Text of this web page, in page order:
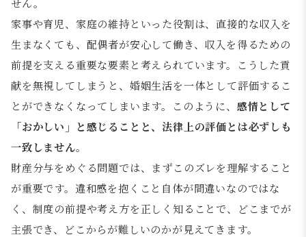
家事や育児、家庭の維持といった役割は、直接的な収入を
生まなくても、配偶者が安心して働き、収入を得るための
前提を支える重要な要素と考えられています。こうした貢
献を無視してしまうと、婚姻生活を一体として評価するこ
とができなくなってしまいます。このように、 感情として
「おかしい」と感じることと、法律上の評価とは必ずしも
一致しません。
財産分与をめぐる問題では、まずこのズレを理解すること
が重要です。違和感を抱くこと自体が間違いなのではな
く、制度の前提や考え方を正しく知ることで、どこまでが
主張でき、どこからが難しいのかが見えてきます。